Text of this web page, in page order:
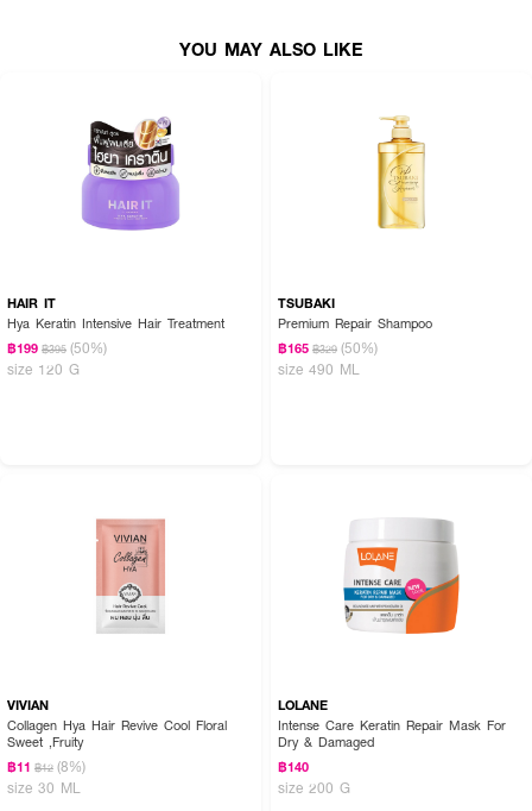
YOU MAY ALSO LIKE
HAIR IT
Hya Keratin Intensive Hair Treatment
฿199 ฿395 (50%)
size 120 G
TSUBAKI
Premium Repair Shampoo
฿165 ฿329 (50%)
size 490 ML
VIVIAN
Collagen Hya Hair Revive Cool Floral
Sweet ,Fruity
฿11 ฿12 (8%)
size 30 ML
LOLANE
Intense Care Keratin Repair Mask For
Dry & Damaged
฿140
size 200 G